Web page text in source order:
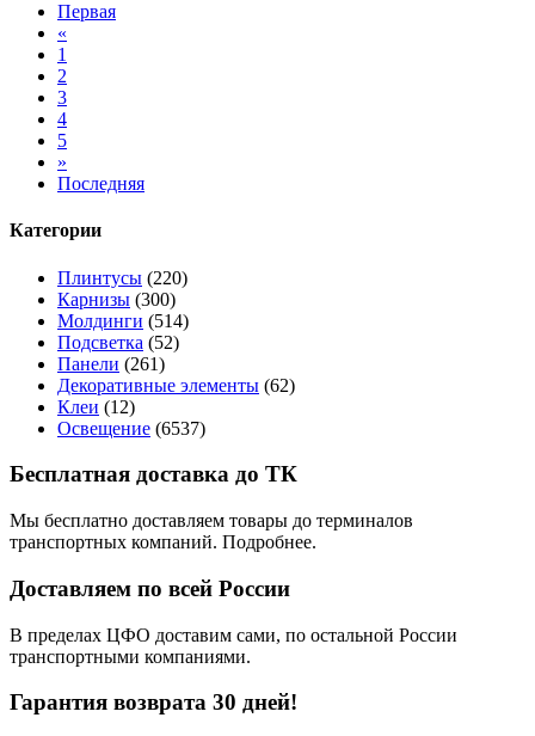
Первая
«
1
2
3
4
5
»
Последняя
Категории
Плинтусы (220)
Карнизы (300)
Молдинги (514)
Подсветка (52)
Панели (261)
Декоративные элементы (62)
Клеи (12)
Освещение (6537)
Бесплатная доставка до ТК
Мы бесплатно доставляем товары до терминалов
транспортных компаний. Подробнее.
Доставляем по всей России
В пределах ЦФО доставим сами, по остальной России
транспортными компаниями.
Гарантия возврата 30 дней!